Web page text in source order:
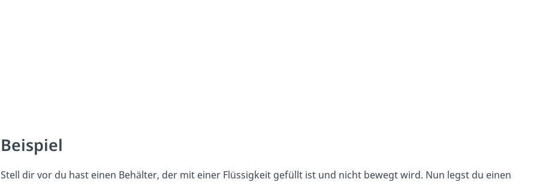
Beispiel
Stell dir vor du hast einen Behälter, der mit einer Flüssigkeit gefüllt ist und nicht bewegt wird. Nun legst du einen